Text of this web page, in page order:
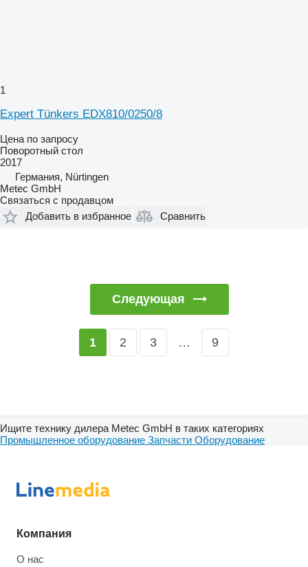
1
Expert Tünkers EDX810/0250/8
Цена по запросу
Поворотный стол
2017
Германия, Nürtingen
Metec GmbH
Связаться с продавцом
Добавить в избранное
Сравнить
Следующая
1 2 3 … 9
Ищите технику дилера Metec GmbH в таких категориях
Промышленное оборудование Запчасти Оборудование
Компания
О нас